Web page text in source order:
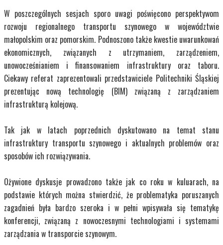
W poszczególnych sesjach sporo uwagi poświęcono perspektywom
rozwoju regionalnego transportu szynowego w województwie
małopolskim oraz pomorskim. Podnoszono także kwestie uwarunkowań
ekonomicznych, związanych z utrzymaniem, zarządzeniem,
unowocześnianiem i finansowaniem infrastruktury oraz taboru.
Ciekawy referat zaprezentowali przedstawiciele Politechniki Śląskiej
prezentując nową technologię (BIM) związaną z zarządzaniem
infrastrukturą kolejową.
Tak jak w latach poprzednich dyskutowano na temat stanu
infrastruktury transportu szynowego i aktualnych problemów oraz
sposobów ich rozwiązywania.
Ożywione dyskusje prowadzono także jak co roku w kuluarach, na
podstawie których można stwierdzić, że problematyka poruszanych
zagadnień była bardzo szeroka i w pełni wpisywała się tematykę
konferencji, związaną z nowoczesnymi technologiami i systemami
zarządzania w transporcie szynowym.